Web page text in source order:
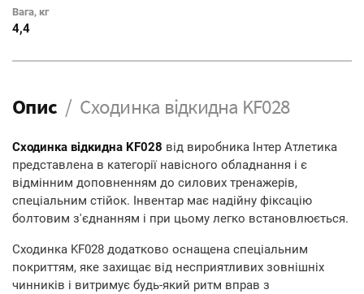
Вага, кг
4,4
Опис Сходинка відкидна KF028
Сходинка відкидна KF028 від виробника Інтер Атлетика
представлена в категорії навісного обладнання і є
відмінним доповненням до силових тренажерів,
спеціальним стійок. Інвентар має надійну фіксацію
болтовим з'єднанням і при цьому легко встановлюється.
Сходинка KF028 додатково оснащена спеціальним
покриттям, яке захищає від несприятливих зовнішніх
чинників і витримує будь-який ритм вправ з